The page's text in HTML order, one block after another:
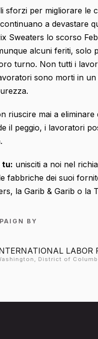
sforzi per migliorare le
a devastare
Sweaters lo scorso
alcuni feriti, solo
turno. Non tutti i
sono morti in
riuscire mai a
il peggio, i lavoratori
tu: unisciti a noi nel
fabbriche dei suoi
la Garib & Garib o la
BY
LABOR
District of